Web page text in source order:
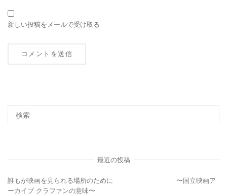
新しい投稿をメールで受け取る
最近の投稿
誰もが映画を見られる場所のために 〜国立映画ア
ーカイブ クラファンの意味〜